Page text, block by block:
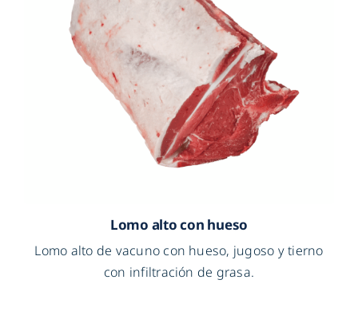
Lomo alto con hueso
Lomo alto de vacuno con hueso, jugoso y tierno
con infiltración de grasa.